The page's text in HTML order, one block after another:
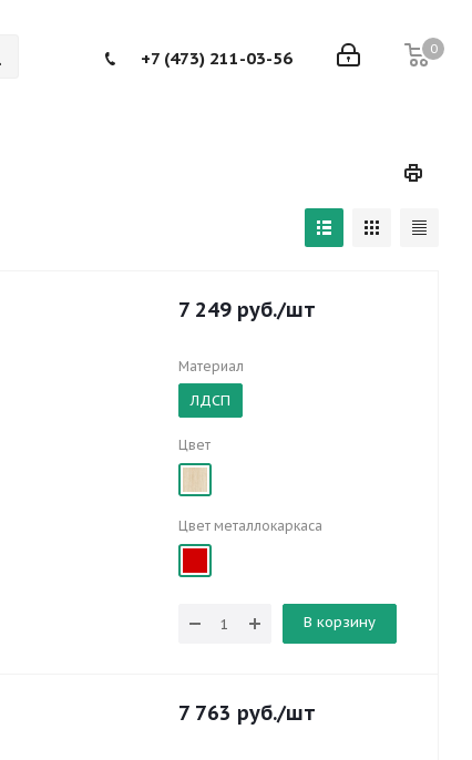
0
+7 (473) 211-03-56
7 249 руб./шт
Материал
ЛДСП
Цвет
Цвет металлокаркаса
В корзину
7 763 руб./шт